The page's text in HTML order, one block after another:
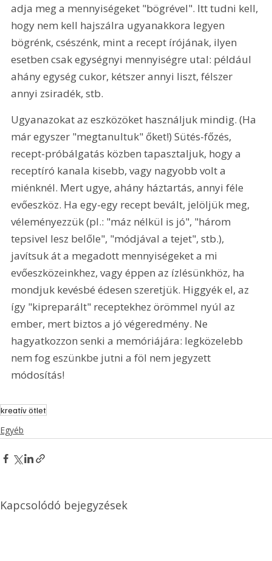
adja meg a mennyiségeket "bögrével". Itt tudni kell,
hogy nem kell hajszálra ugyanakkora legyen
bögrénk, csészénk, mint a recept írójának, ilyen
esetben csak egységnyi mennyiségre utal: például
ahány egység cukor, kétszer annyi liszt, félszer
annyi zsiradék, stb.
Ugyanazokat az eszközöket használjuk mindig. (Ha
már egyszer "megtanultuk" őket!) Sütés-főzés,
recept-próbálgatás közben tapasztaljuk, hogy a
receptíró kanala kisebb, vagy nagyobb volt a
miénknél. Mert ugye, ahány háztartás, annyi féle
evőeszköz. Ha egy-egy recept bevált, jelöljük meg,
véleményezzük (pl.: "máz nélkül is jó", "három
tepsivel lesz belőle", "módjával a tejet", stb.),
javítsuk át a megadott mennyiségeket a mi
evőeszközeinkhez, vagy éppen az ízlésünkhöz, ha
mondjuk kevésbé édesen szeretjük. Higgyék el, az
így "kipreparált" receptekhez örömmel nyúl az
ember, mert biztos a jó végeredmény. Ne
hagyatkozzon senki a memóriájára: legközelebb
nem fog eszünkbe jutni a föl nem jegyzett
módosítás!
kreatív ötlet
Egyéb
Kapcsolódó bejegyzések